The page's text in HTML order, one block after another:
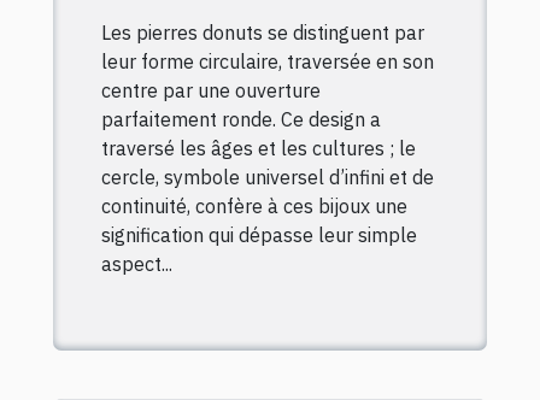
Les pierres donuts se distinguent par
leur forme circulaire, traversée en son
centre par une ouverture
parfaitement ronde. Ce design a
traversé les âges et les cultures ; le
cercle, symbole universel d’infini et de
continuité, confère à ces bijoux une
signification qui dépasse leur simple
aspect...